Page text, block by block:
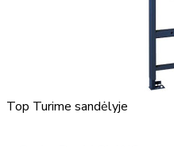
Top Turime sandėlyje